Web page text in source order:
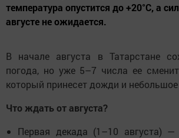
температура опустится до +20°C, а
августе не ожидается.
В начале августа в Татарстане
погода, но уже 5–7 числа ее
который принесет дожди и
Что ждать от августа?
Первая декада (1–10 августа) —